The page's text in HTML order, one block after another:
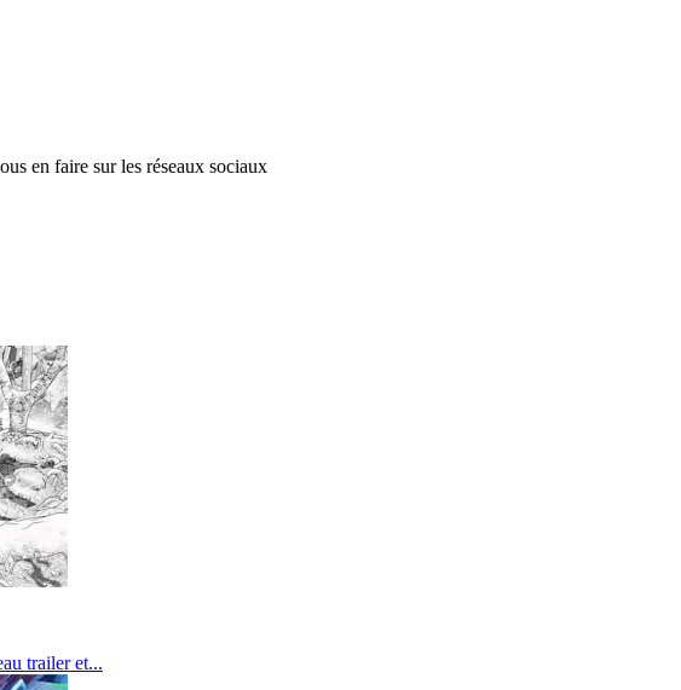
en faire sur les réseaux sociaux
trailer et...